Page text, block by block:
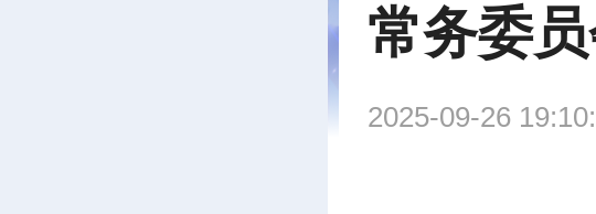
常务委员
2025-09-26